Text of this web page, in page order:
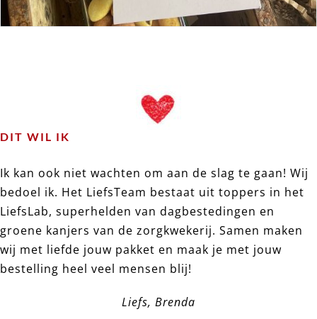
DIT WIL IK
Ik kan ook niet wachten om aan de slag te gaan! Wij
bedoel ik. Het LiefsTeam bestaat uit toppers in het
LiefsLab, superhelden van dagbestedingen en
groene kanjers van de zorgkwekerij. Samen maken
wij met liefde jouw pakket en maak je met jouw
bestelling heel veel mensen blij!
Liefs, Brenda